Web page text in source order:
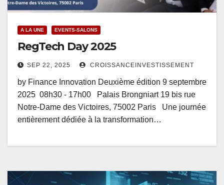
A LA UNE EVENTS-SALONS
RegTech Day 2025
SEP 22, 2025 CROISSANCEINVESTISSEMENT
by Finance Innovation Deuxième édition 9 septembre
2025 08h30 - 17h00 Palais Brongniart 19 bis rue
Notre-Dame des Victoires, 75002 Paris Une journée
entièrement dédiée à la transformation…